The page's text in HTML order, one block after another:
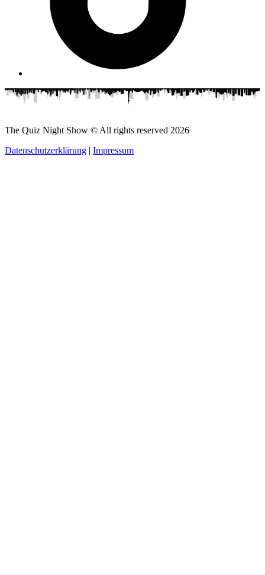
The Quiz Night Show © All rights reserved 2026
Datenschutzerklärung | Impressum